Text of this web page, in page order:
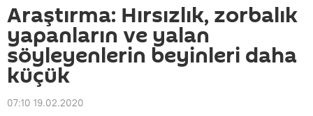
Araştırma: Hırsızlık, zorbalık
yapanların ve yalan
söyleyenlerin beyinleri daha
küçük
07:10 19.02.2020